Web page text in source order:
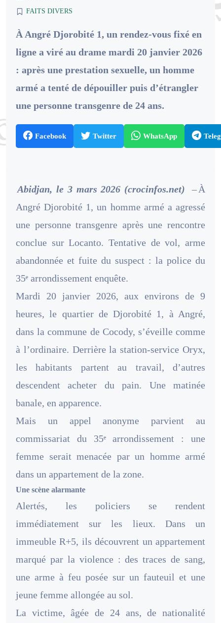
FAITS DIVERS
À Angré Djorobité 1, un rendez-vous fixé en
ligne a viré au drame mardi 20 janvier 2026
: après une prestation sexuelle, un homme
armé a tenté de dépouiller puis d’étrangler
une personne transgenre de 24 ans.
Facebook Twitter WhatsApp
Abidjan, le 3 mars 2026 (crocinfos.net) – À
Angré Djorobité 1, un homme armé a agressé
une personne transgenre après une rencontre
conclue sur Locanto. Tentative de vol, arme
abandonnée et fuite du suspect : la police du
35ᵉ arrondissement enquête.
Mardi 20 janvier 2026, aux environs de 9
heures, le quartier de Djorobité 1, à Angré,
dans la commune de Cocody, s’éveille comme
à l’ordinaire. Derrière la station-service Oryx,
les habitants partent au travail, d’autres
descendent acheter du pain. Une matinée
banale, en apparence.
Mais un appel anonyme parvient au
commissariat du 35ᵉ arrondissement : une
femme serait menacée par un homme armé
dans un appartement de la zone.
Une scène alarmante
Alertés, les policiers se rendent
immédiatement sur les lieux. Dans un
immeuble R+5, ils découvrent un appartement
marqué par la violence : des traces de sang,
une arme à feu posée sur un fauteuil et une
jeune femme allongée au sol.
La victime, âgée de 24 ans, de nationalité